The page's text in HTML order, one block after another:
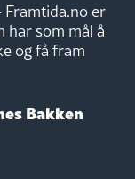
er
har som mål å
og få fram
Bakken